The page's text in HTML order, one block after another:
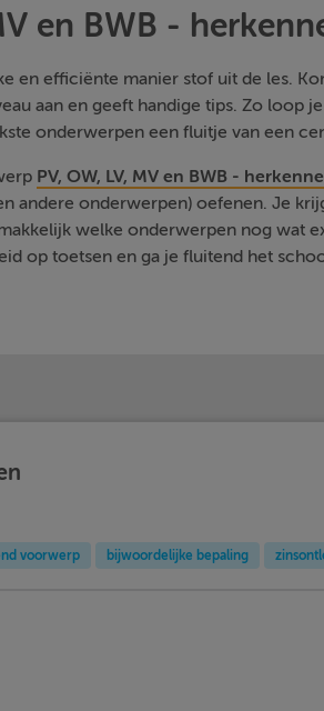
en BWB -
en efficiënte manier stof uit de les.
aan en geeft handige tips. Zo loop
onderwerpen een fluitje van een
PV, OW, LV, MV en BWB -
andere onderwerpen) oefenen. Je
welke onderwerpen nog wat
op toetsen en ga je fluitend het
voorwerp bijwoordelijke bepaling